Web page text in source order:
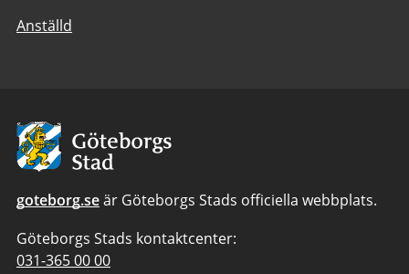
Anställd
Avsändare:
Göteborgs
Stad
goteborg.seär Göteborgs Stads officiella webbplats.
Göteborgs Stads kontaktcenter:
Telefonnummer
031-365 00 00